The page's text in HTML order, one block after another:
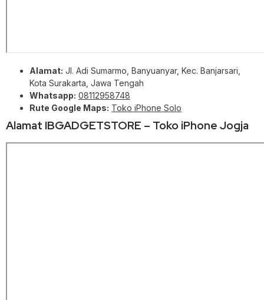
Alamat: Jl. Adi Sumarmo, Banyuanyar, Kec. Banjarsari,
Kota Surakarta, Jawa Tengah
Whatsapp: 08112958748
Rute Google Maps: Toko iPhone Solo
Alamat IBGADGETSTORE – Toko iPhone Jogja